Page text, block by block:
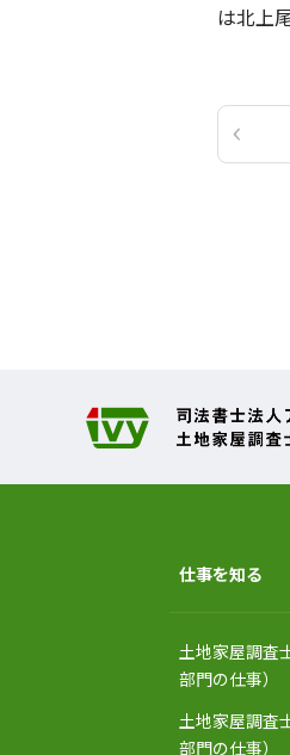
は北上
仕事を知る
土地家屋調査
部門の仕事）
土地家屋調査
部門の仕事）